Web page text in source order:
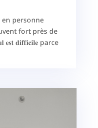
personne
fort près de
𝐝𝐢𝐟𝐟𝐢𝐜𝐢𝐥𝐞 parce